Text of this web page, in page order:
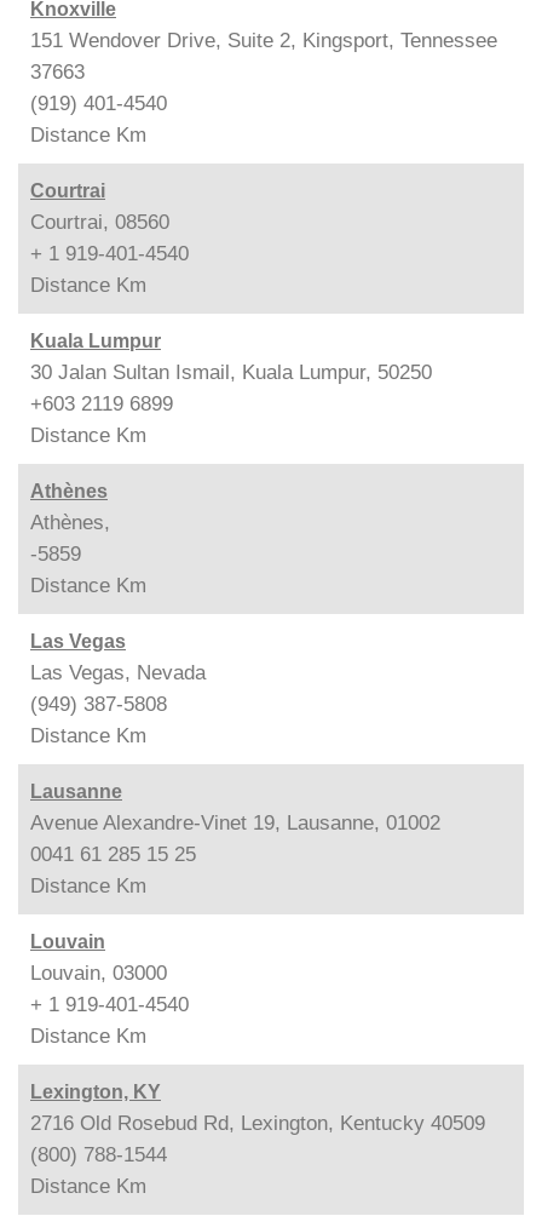
Knoxville
151 Wendover Drive, Suite 2, Kingsport, Tennessee
37663
(919) 401-4540
Distance Km
Courtrai
Courtrai, 08560
+ 1 919-401-4540
Distance Km
Kuala Lumpur
30 Jalan Sultan Ismail, Kuala Lumpur, 50250
+603 2119 6899
Distance Km
Athènes
Athènes,
-5859
Distance Km
Las Vegas
Las Vegas, Nevada
(949) 387-5808
Distance Km
Lausanne
Avenue Alexandre-Vinet 19, Lausanne, 01002
0041 61 285 15 25
Distance Km
Louvain
Louvain, 03000
+ 1 919-401-4540
Distance Km
Lexington, KY
2716 Old Rosebud Rd, Lexington, Kentucky 40509
(800) 788-1544
Distance Km